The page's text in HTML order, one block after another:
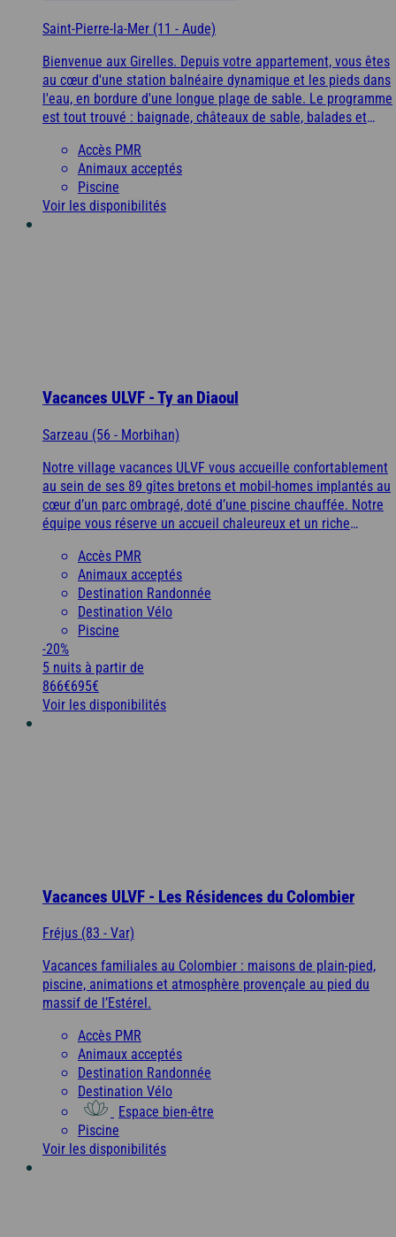
Saint-Pierre-la-Mer (11 - Aude)
Bienvenue aux Girelles. Depuis votre appartement, vous êtes
au cœur d'une station balnéaire dynamique et les pieds dans
l'eau, en bordure d'une longue plage de sable. Le programme
est tout trouvé : baignade, châteaux de sable, balades et
Accès PMR
Animaux acceptés
Piscine
Voir les disponibilités
Vacances ULVF - Ty an Diaoul
Sarzeau (56 - Morbihan)
Notre village vacances ULVF vous accueille confortablement
au sein de ses 89 gîtes bretons et mobil-homes implantés au
cœur d’un parc ombragé, doté d’une piscine chauffée. Notre
équipe vous réserve un accueil chaleureux et un riche
bretonnes, entre terre et mer, dans le Golfe du Morbihan.
Accès PMR
Animaux acceptés
Destination Randonnée
Destination Vélo
Piscine
-20%
5 nuits à partir de
866€695€
Voir les disponibilités
Vacances ULVF - Les Résidences du Colombier
Fréjus (83 - Var)
Vacances familiales au Colombier : maisons de plain-pied,
piscine, animations et atmosphère provençale au pied du
massif de l’Estérel.
Accès PMR
Animaux acceptés
Destination Randonnée
Destination Vélo
Espace bien-être
Piscine
Voir les disponibilités